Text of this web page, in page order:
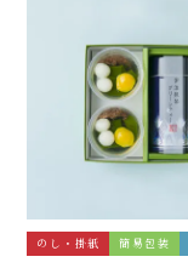
のし・掛紙 簡易包装